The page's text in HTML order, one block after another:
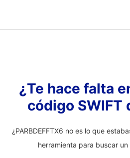
¿Te hace falta
código SWIFT
¿PARBDEFFTX6 no es lo que
herramienta para buscar